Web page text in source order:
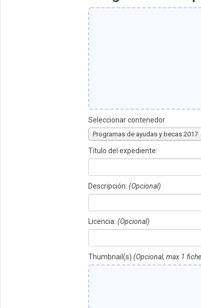
Seleccionar contenedor
Programas de ayudas y becas 2017
Título del expediente:
Descripción: (Opcional)
Licencia: (Opcional)
Thumbnail(s) (Opcional, max 1